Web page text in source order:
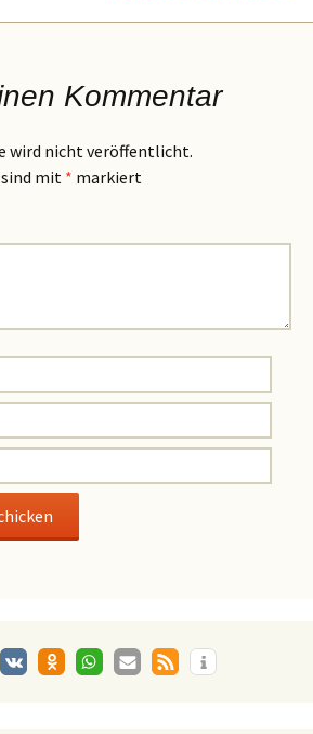
Kommentar
wird nicht veröffentlicht.
mit * markiert